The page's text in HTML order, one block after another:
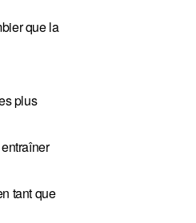
que la
plus
tant que